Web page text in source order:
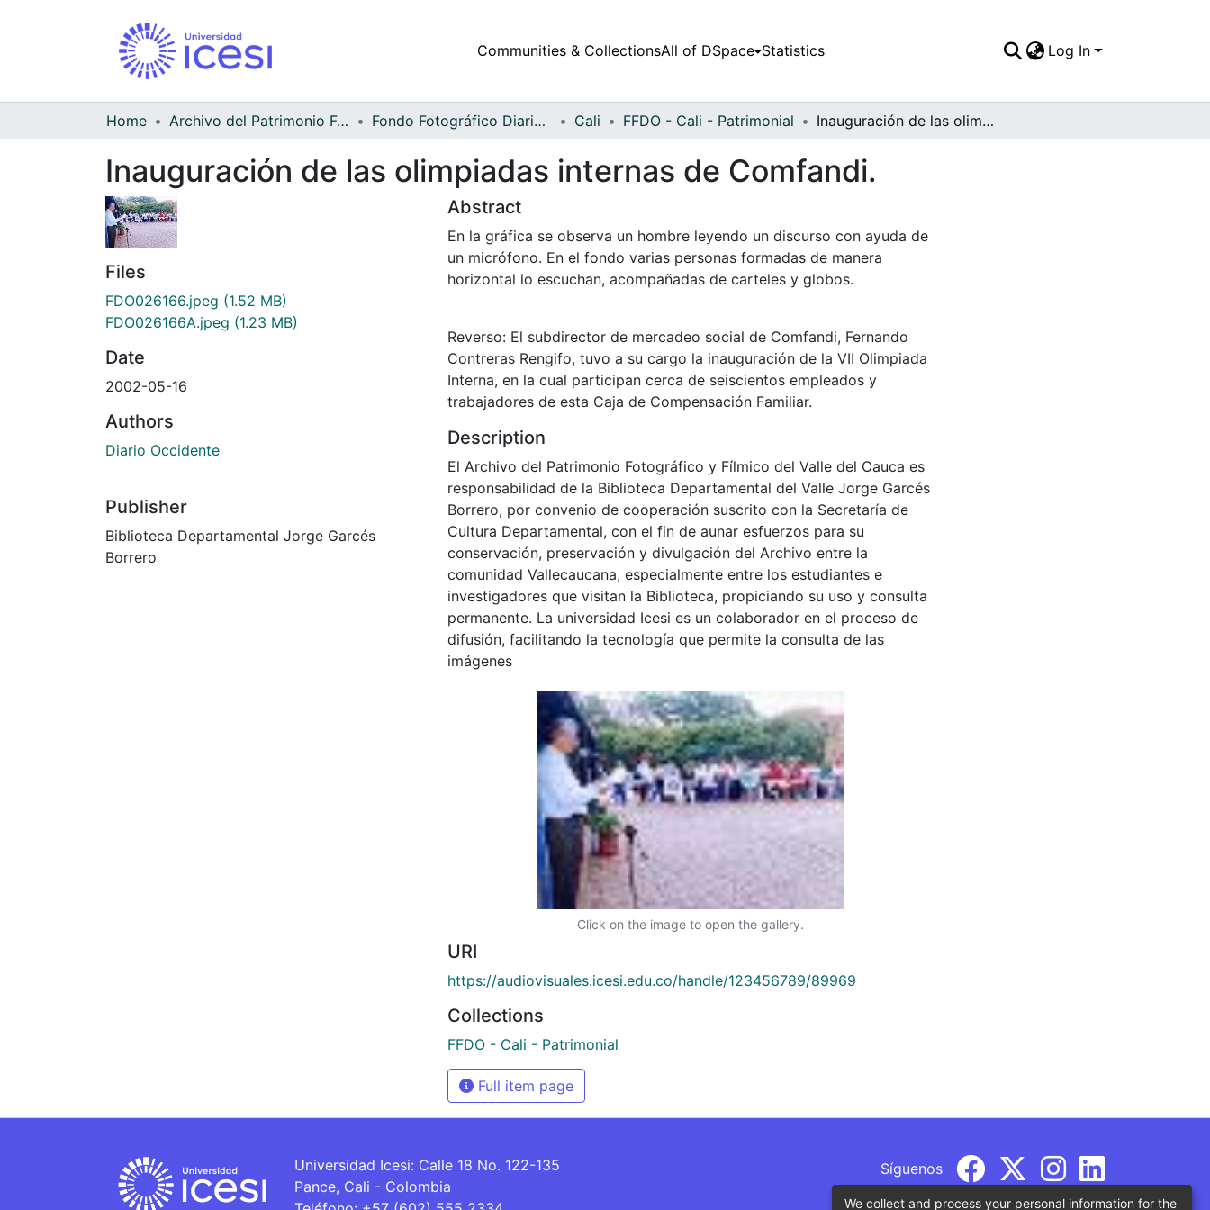
Communities & CollectionsAll of DSpace Statistics Log In
Home Archivo del Patrimonio Fotográfico y Fílmico del Valle del Cauca Fondo Fotográfico Diario Occidente Cali FFDO - Cali - Patrimonial Inauguración de las olimpiadas internas de Comfandi.
Inauguración de las olimpiadas internas de Comfandi.
Files
FDO026166.jpeg (1.52 MB)
FDO026166A.jpeg (1.23 MB)
Date
2002-05-16
Authors
Diario Occidente
Publisher
Biblioteca Departamental Jorge Garcés
Borrero
Abstract
En la gráfica se observa un hombre leyendo un discurso con ayuda de
un micrófono. En el fondo varias personas formadas de manera
horizontal lo escuchan, acompañadas de carteles y globos.
Reverso: El subdirector de mercadeo social de Comfandi, Fernando
Contreras Rengifo, tuvo a su cargo la inauguración de la VII Olimpiada
Interna, en la cual participan cerca de seiscientos empleados y
trabajadores de esta Caja de Compensación Familiar.
Description
El Archivo del Patrimonio Fotográfico y Fílmico del Valle del Cauca es
responsabilidad de la Biblioteca Departamental del Valle Jorge Garcés
Borrero, por convenio de cooperación suscrito con la Secretaría de
Cultura Departamental, con el fin de aunar esfuerzos para su
conservación, preservación y divulgación del Archivo entre la
comunidad Vallecaucana, especialmente entre los estudiantes e
investigadores que visitan la Biblioteca, propiciando su uso y consulta
permanente. La universidad Icesi es un colaborador en el proceso de
difusión, facilitando la tecnología que permite la consulta de las
imágenes
Click on the image to open the gallery.
URI
https://audiovisuales.icesi.edu.co/handle/123456789/89969
Collections
FFDO - Cali - Patrimonial
Full item page
Universidad Icesi: Calle 18 No. 122-135
Pance, Cali - Colombia
Síguenos
We collect and process your personal information for the